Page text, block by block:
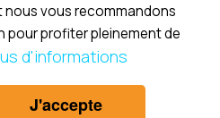
nous vous recommandons
pour profiter pleinement de
d'informations
J'accepte
AUTO